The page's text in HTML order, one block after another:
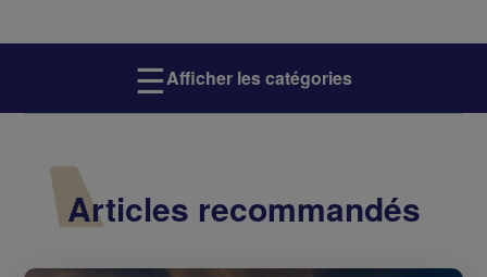
☰Afficher les catégories
Articles recommandés